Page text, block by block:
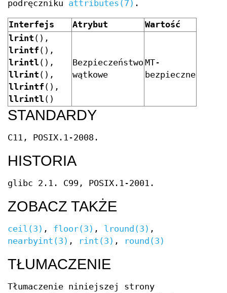
podręczniku attributes(7) .
Interfejs Atrybut
Wartość
lrint (),
lrintf (),
lrintl (),
llrint (),
llrintf (),
llrintl ()
Bezpieczeństwo
wątkowe
MT-
bezpieczne
STANDARDY
C11, POSIX.1-2008.
HISTORIA
glibc 2.1. C99, POSIX.1-2001.
ZOBACZ TAKŻE
ceil(3) , floor(3) , lround(3) ,
nearbyint(3) , rint(3) , round(3)
TŁUMACZENIE
Tłumaczenie niniejszej strony